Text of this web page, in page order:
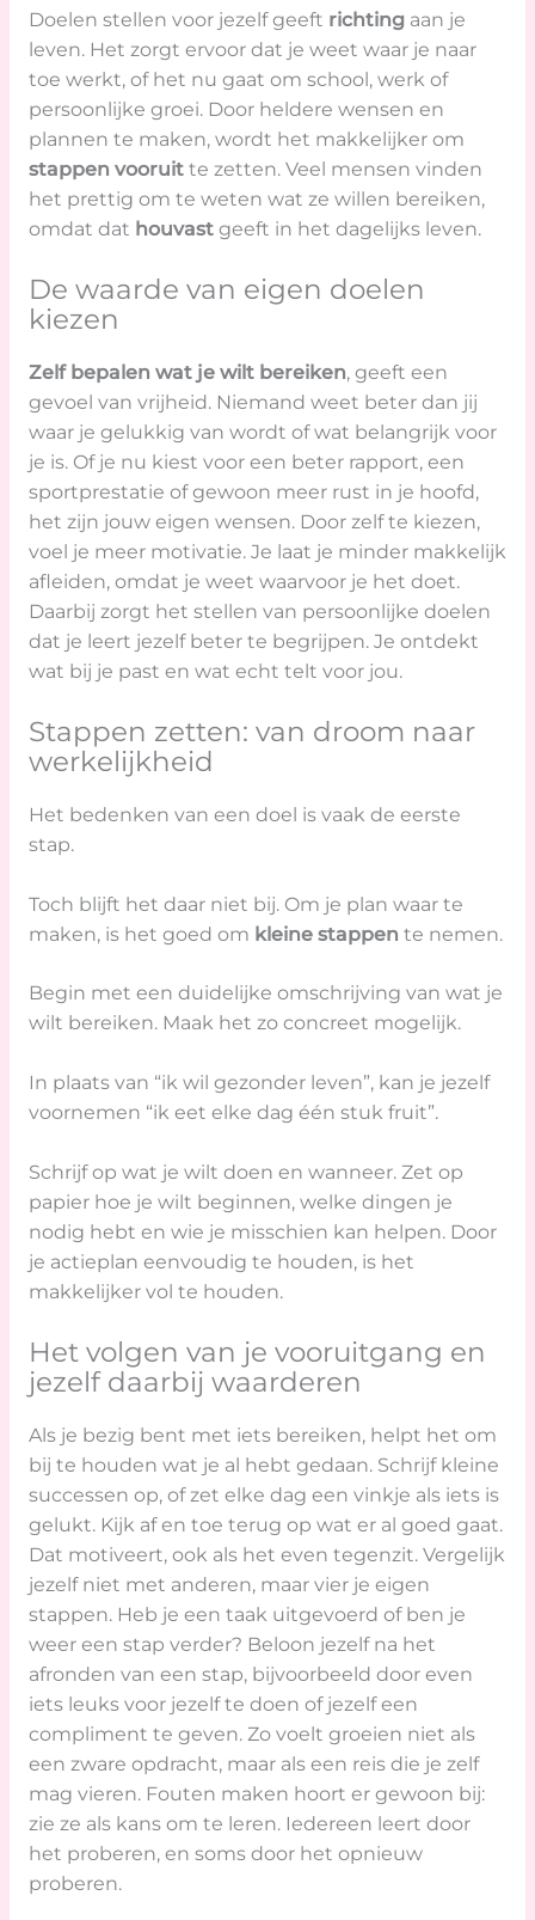
Doelen stellen voor jezelf geeft richtingaan je
leven. Het zorgt ervoor dat je weet waar je naar
toe werkt, of het nu gaat om school, werk of
persoonlijke groei. Door heldere wensen en
plannen te maken, wordt het makkelijker om
stappen vooruitte zetten. Veel mensen vinden
het prettig om te weten wat ze willen bereiken,
omdat dat houvastgeeft in het dagelijks leven.
De waarde van eigen doelen
kiezen
Zelf bepalen wat je wilt bereiken, geeft een
gevoel van vrijheid. Niemand weet beter dan jij
waar je gelukkig van wordt of wat belangrijk voor
je is. Of je nu kiest voor een beter rapport, een
sportprestatie of gewoon meer rust in je hoofd,
het zijn jouw eigen wensen. Door zelf te kiezen,
voel je meer motivatie. Je laat je minder makkelijk
afleiden, omdat je weet waarvoor je het doet.
Daarbij zorgt het stellen van persoonlijke doelen
dat je leert jezelf beter te begrijpen. Je ontdekt
wat bij je past en wat echt telt voor jou.
Stappen zetten: van droom naar
werkelijkheid
Het bedenken van een doel is vaak de eerste
stap.
Toch blijft het daar niet bij. Om je plan waar te
maken, is het goed om kleine stappen te nemen.
Begin met een duidelijke omschrijving van wat je
wilt bereiken. Maak het zo concreet mogelijk.
In plaats van “ik wil gezonder leven”, kan je jezelf
voornemen “ik eet elke dag één stuk fruit”.
Schrijf op wat je wilt doen en wanneer. Zet op
papier hoe je wilt beginnen, welke dingen je
nodig hebt en wie je misschien kan helpen. Door
je actieplan eenvoudig te houden, is het
makkelijker vol te houden.
Het volgen van je vooruitgang en
jezelf daarbij waarderen
Als je bezig bent met iets bereiken, helpt het om
bij te houden wat je al hebt gedaan. Schrijf kleine
successen op, of zet elke dag een vinkje als iets is
gelukt. Kijk af en toe terug op wat er al goed gaat.
Dat motiveert, ook als het even tegenzit. Vergelijk
jezelf niet met anderen, maar vier je eigen
stappen. Heb je een taak uitgevoerd of ben je
weer een stap verder? Beloon jezelf na het
afronden van een stap, bijvoorbeeld door even
iets leuks voor jezelf te doen of jezelf een
compliment te geven. Zo voelt groeien niet als
een zware opdracht, maar als een reis die je zelf
mag vieren. Fouten maken hoort er gewoon bij:
zie ze als kans om te leren. Iedereen leert door
het proberen, en soms door het opnieuw
proberen.